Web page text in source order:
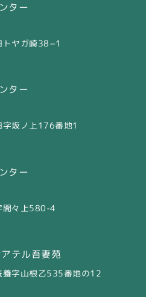
ター
トヤガ崎38−1
ター
字坂ノ上176番地1
ター
間々上580-4
テル吾妻苑
養字山根乙535番地の12